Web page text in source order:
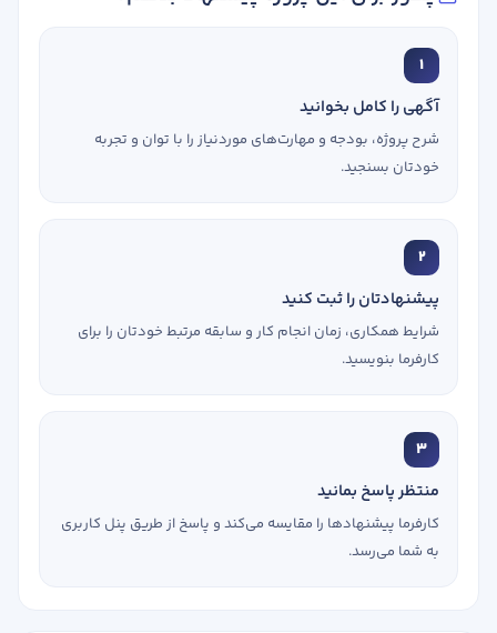
1
آگهی را کامل بخوانید
شرح پروژه، بودجه و مهارت‌های موردنیاز را با توان و تجربه
خودتان بسنجید.
2
پیشنهادتان را ثبت کنید
شرایط همکاری، زمان انجام کار و سابقه مرتبط خودتان را برای
کارفرما بنویسید.
3
منتظر پاسخ بمانید
کارفرما پیشنهادها را مقایسه می‌کند و پاسخ از طریق پنل کاربری
به شما می‌رسد.